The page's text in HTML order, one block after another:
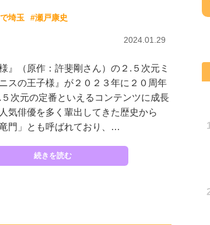
埼玉 #瀬戸康史
2024.01.29
』（原作：許斐剛さん）の２.５次元ミ
スの王子様』が２０２３年に２０周年
次元の定番といえるコンテンツに成長
気俳優を多く輩出してきた歴史から
竜門」とも呼ばれており、…
続きを読む